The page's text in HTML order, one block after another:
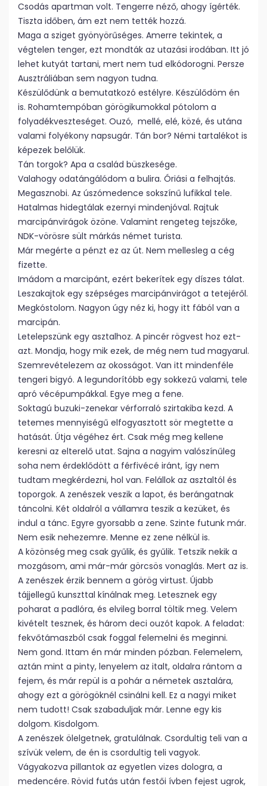
Csodás apartman volt. Tengerre néző, ahogy ígérték.
Tiszta időben, ám ezt nem tették hozzá.
Maga a sziget gyönyörűséges. Amerre tekintek, a
végtelen tenger, ezt mondták az utazási irodában. Itt jó
lehet kutyát tartani, mert nem tud elkódorogni. Persze
Ausztráliában sem nagyon tudna.
Készülődünk a bemutatkozó estélyre. Készülődöm én
is. Rohamtempóban görögikumokkal pótolom a
folyadékveszteséget. Ouzó, mellé, elé, közé, és utána
valami folyékony napsugár. Tán bor? Némi tartalékot is
képezek belőlük.
Tán torgok? Apa a család büszkesége.
Valahogy odatángálódom a bulira. Óriási a felhajtás.
Megasznobi. Az úszómedence sokszínű lufikkal tele.
Hatalmas hidegtálak ezernyi mindenjóval. Rajtuk
marcipánvirágok özöne. Valamint rengeteg tejszőke,
NDK-vörösre sült márkás német turista.
Már megérte a pénzt ez az út. Nem mellesleg a cég
fizette.
Imádom a marcipánt, ezért bekerítek egy díszes tálat.
Leszakajtok egy szépséges marcipánvirágot a tetejéről.
Megkóstolom. Nagyon úgy néz ki, hogy itt fából van a
marcipán.
Letelepszünk egy asztalhoz. A pincér rögvest hoz ezt-
azt. Mondja, hogy mik ezek, de még nem tud magyarul.
Szemrevételezem az okosságot. Van itt mindenféle
tengeri bigyó. A legundorítóbb egy sokkezű valami, tele
apró vécépumpákkal. Egye meg a fene.
Soktagú buzuki-zenekar vérforraló szirtakiba kezd. A
tetemes mennyiségű elfogyasztott sör megtette a
hatását. Útja végéhez ért. Csak még meg kellene
keresni az elterelő utat. Sajna a nagyim valószínűleg
soha nem érdeklődött a férfivécé iránt, így nem
tudtam megkérdezni, hol van. Felállok az asztaltól és
toporgok. A zenészek veszik a lapot, és berángatnak
táncolni. Két oldalról a vállamra teszik a kezüket, és
indul a tánc. Egyre gyorsabb a zene. Szinte futunk már.
Nem esik nehezemre. Menne ez zene nélkül is.
A közönség meg csak gyűlik, és gyűlik. Tetszik nekik a
mozgásom, ami már-már görcsös vonaglás. Mert az is.
A zenészek érzik bennem a görög virtust. Újabb
tájjellegű kunszttal kínálnak meg. Letesznek egy
poharat a padlóra, és elvileg borral töltik meg. Velem
kivételt tesznek, és három deci ouzót kapok. A feladat:
fekvőtámaszból csak foggal felemelni és meginni.
Nem gond. Ittam én már minden pózban. Felemelem,
aztán mint a pinty, lenyelem az italt, oldalra rántom a
fejem, és már repül is a pohár a németek asztalára,
ahogy ezt a görögöknél csinálni kell. Ez a nagyi miket
nem tudott! Csak szabaduljak már. Lenne egy kis
dolgom. Kisdolgom.
A zenészek ölelgetnek, gratulálnak. Csordultig teli van a
szívük velem, de én is csordultig teli vagyok.
Vágyakozva pillantok az egyetlen vizes dologra, a
medencére. Rövid futás után festői ívben fejest ugrok,